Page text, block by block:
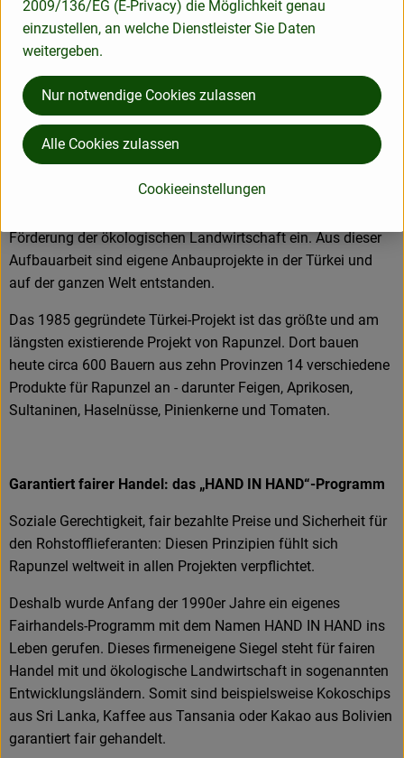
Partnerschaften besonders am Herzen. Besuche vor Ort,
Beratung durch eigene Agrar-Ingenieure und der rege
Austausch miteinander sichern die einwandfreie Qualität der
Rohstoffe ab. Das schafft Transparenz - vom Feld bis zum
Teller des Verbrauchers.
Förderung der ökologischen Landwirtschaft ein. Aus dieser
Aufbauarbeit sind eigene Anbauprojekte in der Türkei und
auf der ganzen Welt entstanden.
Das 1985 gegründete Türkei-Projekt ist das größte und am
längsten existierende Projekt von Rapunzel. Dort bauen
heute circa 600 Bauern aus zehn Provinzen 14 verschiedene
Produkte für Rapunzel an - darunter Feigen, Aprikosen,
Sultaninen, Haselnüsse, Pinienkerne und Tomaten.
Garantiert fairer Handel: das „HAND IN HAND“-Programm
Soziale Gerechtigkeit, fair bezahlte Preise und Sicherheit für
den Rohstofflieferanten: Diesen Prinzipien fühlt sich
Rapunzel weltweit in allen Projekten verpflichtet.
Deshalb wurde Anfang der 1990er Jahre ein eigenes
Fairhandels-Programm mit dem Namen HAND IN HAND ins
Leben gerufen. Dieses firmeneigene Siegel steht für fairen
Handel mit und ökologische Landwirtschaft in sogenannten
Entwicklungsländern. Somit sind beispielsweise Kokoschips
aus Sri Lanka, Kaffee aus Tansania oder Kakao aus Bolivien
garantiert fair gehandelt.
2009/136/EG (E-Privacy) die Möglichkeit genau
einzustellen, an welche Dienstleister Sie Daten
weitergeben.
Cookieeinstellungen
Nur notwendige Cookies zulassen
Alle Cookies zulassen